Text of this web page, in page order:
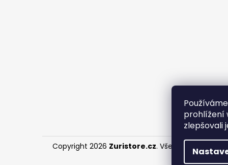
prohlížení
zlepšovali
Copyright 2026 Zuristore.cz. Všechna práva